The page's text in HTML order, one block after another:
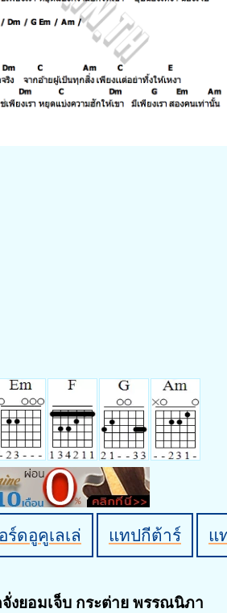
ร์ดอูคูเลเล่ แทปกีต้าร์ แ
งยอมเจ็บ กระต่าย พรรณนิภา